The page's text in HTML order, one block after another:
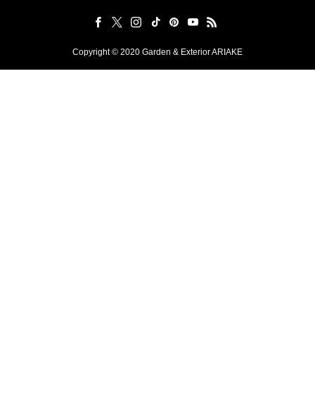
Copyright © 2020 Garden & Exterior ARIAKE